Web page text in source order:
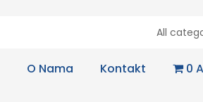
All
O Nama Kontakt 0